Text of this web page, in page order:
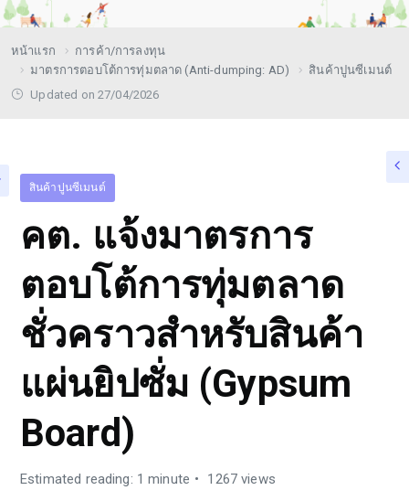
หน้าแรก
การค้า/การลงทุน
มาตรการตอบโต้การทุ่มตลาด (Anti-dumping: AD)
สินค้าปูนซีเมนต์
Updated on 27/04/2026
สินค้าปูนซีเมนต์
คต. แจ้งมาตรการ
ตอบโต้การทุ่มตลาด
ชั่วคราวสำหรับสินค้า
แผ่นยิปซั่ม (Gypsum
Board)
Estimated reading: 1 minute 1267 views